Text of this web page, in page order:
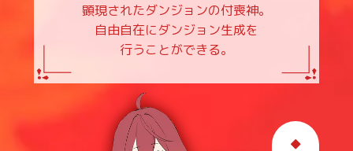
顕現されたダンジョンの付喪神。
自由自在にダンジョン生成を
行うことができる。
◆